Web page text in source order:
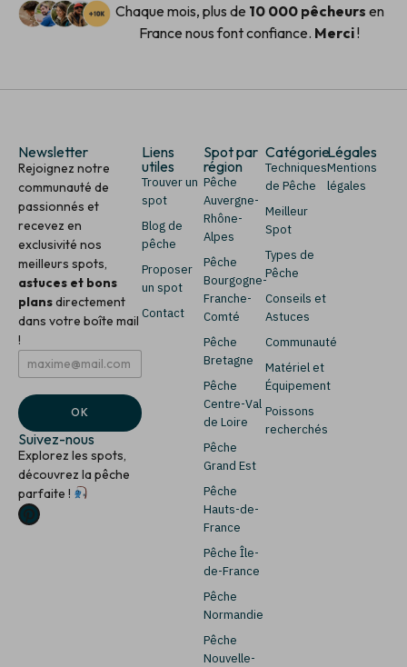
Chaque mois, plus de 10 000 pêcheurs en
France nous font confiance. Merci!
Newsletter
Rejoignez notre
communauté de
passionnés et
recevez en
exclusivité nos
meilleurs spots,
astuces et bons
plansdirectement
dans votre boîte mail
!
*
E
a
i
l
*
E
m
i
l
*
OK
Suivez-nous
Explorez les spots,
découvrez la pêche
parfaite !
Liens
utiles
Trouver un
spot
Blog de
pêche
Proposer
un spot
Contact
Spot par
région
Pêche
Auvergne-
Rhône-
Alpes
Pêche
Bourgogne-
Franche-
Comté
Pêche
Bretagne
Pêche
Centre-Val
de Loire
Pêche
Grand Est
Pêche
Hauts-de-
France
Pêche Île-
de-France
Pêche
Normandie
Pêche
Nouvelle-
Catégorie
Techniques
de Pêche
Meilleur
Spot
Types de
Pêche
Conseils et
Astuces
Communauté
Matériel et
Équipement
Poissons
recherchés
Légales
Mentions
légales